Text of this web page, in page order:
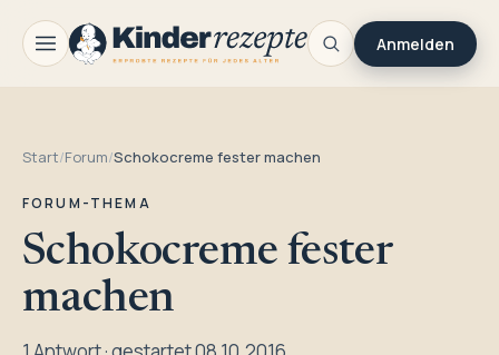
Anmelden
Start/Forum/Schokocreme fester machen
FORUM-THEMA
Schokocreme fester
machen